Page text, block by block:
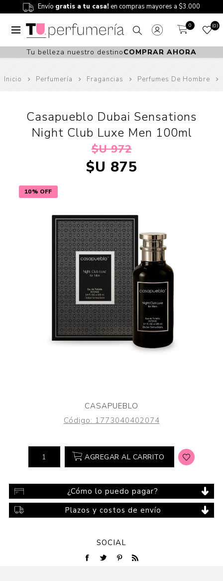
Envío gratis a tu casa! en compras mayores a $3.000
0 0
Tu belleza nuestro destinoCOMPRAR AHORA
Inicio Perfumería Fragancias Perfumes De Hombre
10% OFF
Casapueblo Dubai Sensations
Night Club Luxe Men 100ml
$U 972
$U 875
CASAPUEBLO
Código: 1773040402074
AGREGAR AL CARRITO
¿Cómo lo puedo pagar?
Plazos y costos de envío
SOCIAL